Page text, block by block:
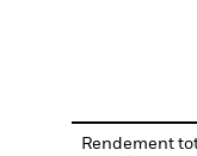
Rendement